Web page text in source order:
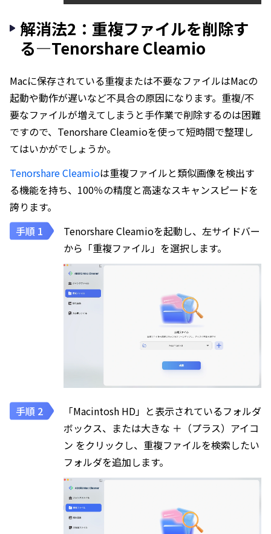
解消法2：重複ファイルを削除す
る—Tenorshare Cleamio
Macに保存されている重複または不要なファイルはMacの
起動や動作が遅いなど不具合の原因になります。重複/不
要なファイルが増えてしまうと手作業で削除するのは困難
ですので、Tenorshare Cleamioを使って短時間で整理し
てはいかがでしょうか。
Tenorshare Cleamioは重複ファイルと類似画像を検出す
る機能を持ち、100％の精度と高速なスキャンスピードを
誇ります。
Tenorshare Cleamioを起動し、左サイドバー
から「重複ファイル」を選択します。
「Macintosh HD」と表示されているフォルダ
ボックス、または大きな ＋（プラス）アイコ
ン をクリックし、重複ファイルを検索したい
フォルダを追加します。